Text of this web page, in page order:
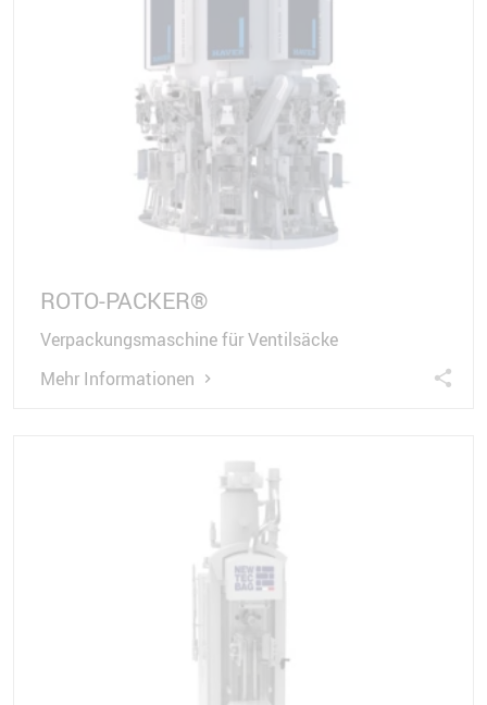
ROTO-PACKER®
Verpackungsmaschine für Ventilsäcke
Mehr Informationen